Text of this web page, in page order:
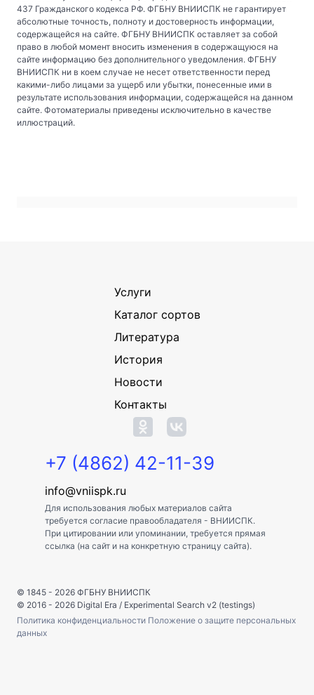
437 Гражданского кодекса РФ. ФГБНУ ВНИИСПК не гарантирует
абсолютные точность, полноту и достоверность информации,
содержащейся на сайте. ФГБНУ ВНИИСПК оставляет за собой
право в любой момент вносить изменения в содержащуюся на
сайте информацию без дополнительного уведомления. ФГБНУ
ВНИИСПК ни в коем случае не несет ответственности перед
какими-либо лицами за ущерб или убытки, понесенные ими в
результате использования информации, содержащейся на данном
сайте. Фотоматериалы приведены исключительно в качестве
иллюстраций.
Услуги
Каталог сортов
Литература
История
Новости
Контакты
+7 (4862) 42-11-39
info@vniispk.ru
Для использования любых материалов сайта
требуется согласие правообладателя - ВНИИСПК.
При цитировании или упоминании, требуется прямая
ссылка (на сайт и на конкретную страницу сайта).
© 1845 - 2026 ФГБНУ ВНИИСПК
© 2016 - 2026 Digital Era / Experimental Search v2 (testings)
Политика конфиденциальности Положение о защите персональных
данных